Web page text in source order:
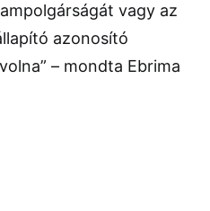
vagy az
azonosító
– mondta Ebrima